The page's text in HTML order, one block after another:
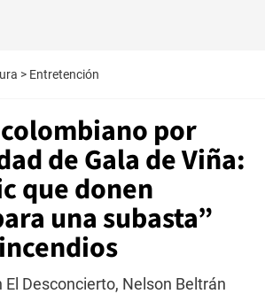
> Entretención
por
de Gala de Viña:
que donen
una subasta”
El Desconcierto, Nelson Beltrán